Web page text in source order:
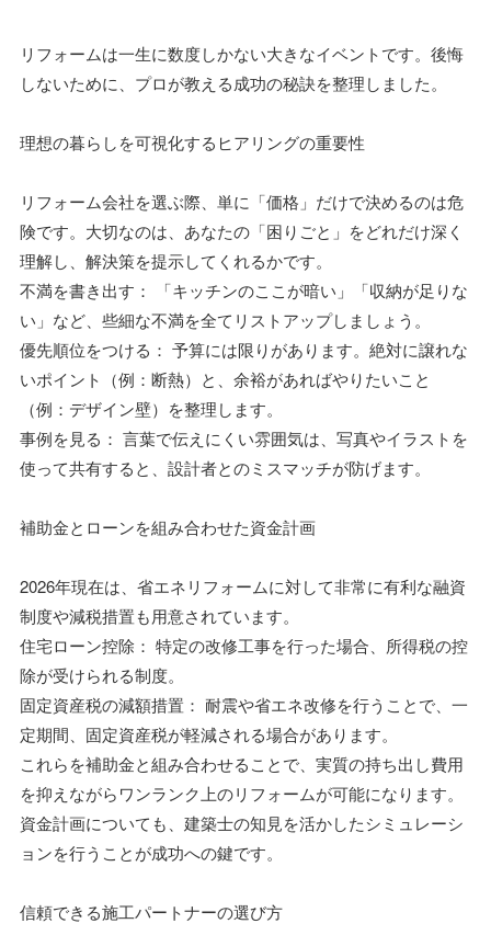
リフォームは一生に数度しかない大きなイベントです。後悔
しないために、プロが教える成功の秘訣を整理しました。
理想の暮らしを可視化するヒアリングの重要性
リフォーム会社を選ぶ際、単に「価格」だけで決めるのは危
険です。大切なのは、あなたの「困りごと」をどれだけ深く
理解し、解決策を提示してくれるかです。
不満を書き出す： 「キッチンのここが暗い」「収納が足りな
い」など、些細な不満を全てリストアップしましょう。
優先順位をつける： 予算には限りがあります。絶対に譲れな
いポイント（例：断熱）と、余裕があればやりたいこと
（例：デザイン壁）を整理します。
事例を見る： 言葉で伝えにくい雰囲気は、写真やイラストを
使って共有すると、設計者とのミスマッチが防げます。
補助金とローンを組み合わせた資金計画
2026年現在は、省エネリフォームに対して非常に有利な融資
制度や減税措置も用意されています。
住宅ローン控除： 特定の改修工事を行った場合、所得税の控
除が受けられる制度。
固定資産税の減額措置： 耐震や省エネ改修を行うことで、一
定期間、固定資産税が軽減される場合があります。
これらを補助金と組み合わせることで、実質の持ち出し費用
を抑えながらワンランク上のリフォームが可能になります。
資金計画についても、建築士の知見を活かしたシミュレーシ
ョンを行うことが成功への鍵です。
信頼できる施工パートナーの選び方